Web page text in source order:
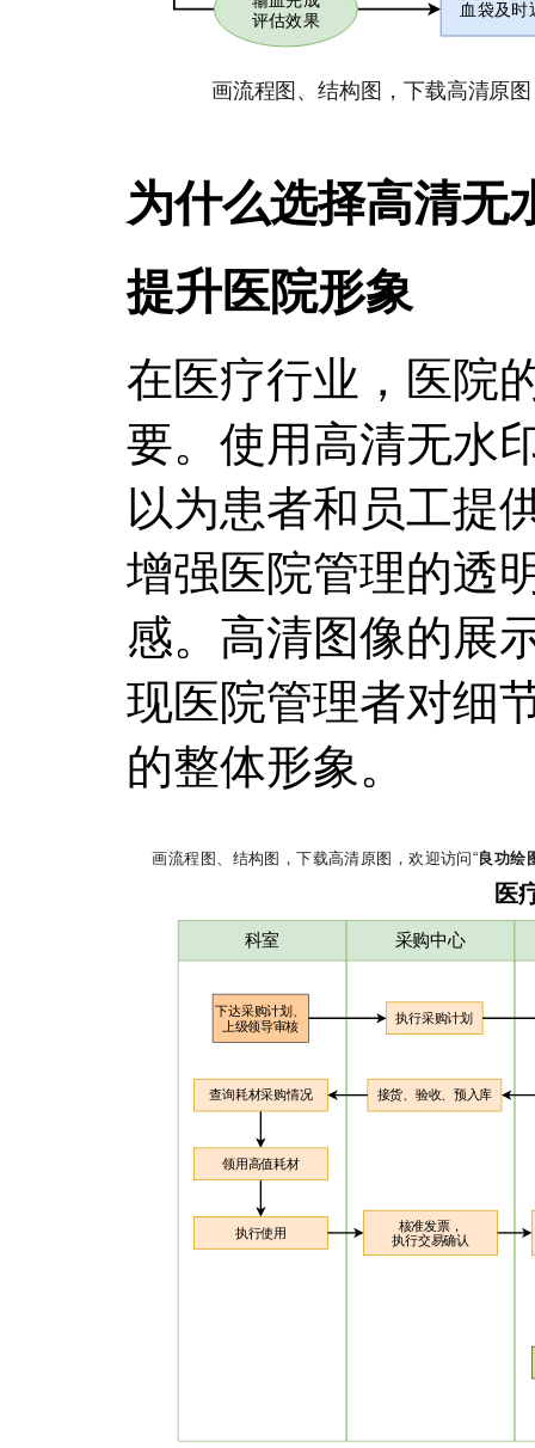
为什么选择高清无
提升医院形象
在医疗行业，医院
要。使用高清无水
以为患者和员工提
增强医院管理的透
感。高清图像的展
现医院管理者对细
的整体形象。